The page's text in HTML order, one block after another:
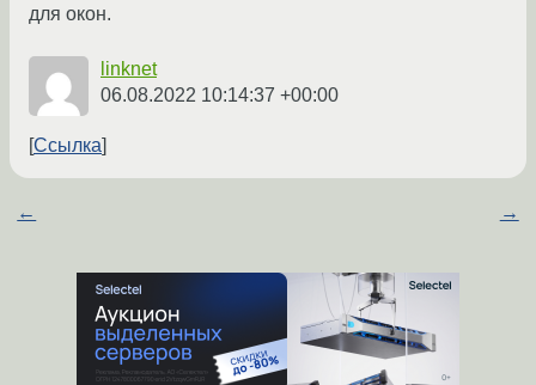
для окон.
linknet
06.08.2022 10:14:37 +00:00
Ссылка
← →